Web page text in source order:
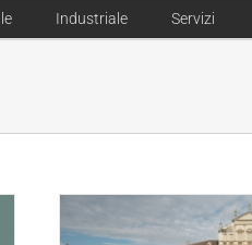
Industriale Servizi